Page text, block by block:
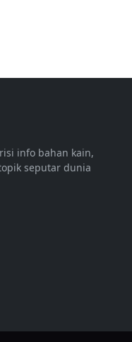
info bahan kain,
seputar dunia